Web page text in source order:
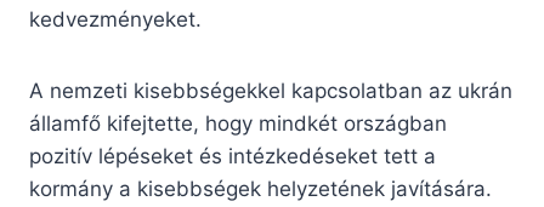
kedvezményeket.
A nemzeti kisebbségekkel kapcsolatban az ukrán
államfő kifejtette, hogy mindkét országban
pozitív lépéseket és intézkedéseket tett a
kormány a kisebbségek helyzetének javítására.